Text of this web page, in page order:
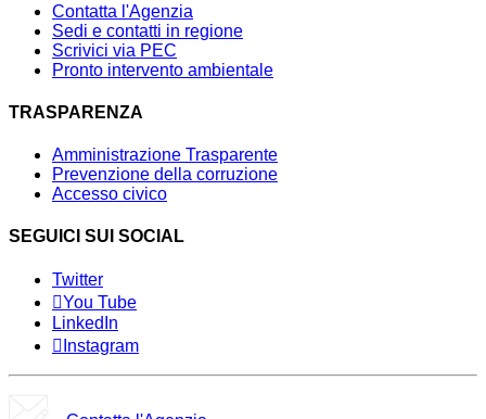
Contatta l'Agenzia
Sedi e contatti in regione
Scrivici via PEC
Pronto intervento ambientale
TRASPARENZA
Amministrazione Trasparente
Prevenzione della corruzione
Accesso civico
SEGUICI SUI SOCIAL
Twitter
You Tube
LinkedIn
Instagram